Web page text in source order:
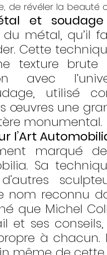
de révéler la beauté
et
métal, qu’il
Cette
texture brute
avec
utilisé
œuvres une
monumental.
l’Art
marqué
Sa
nom reconnu
que Michel
et ses
à chacun.